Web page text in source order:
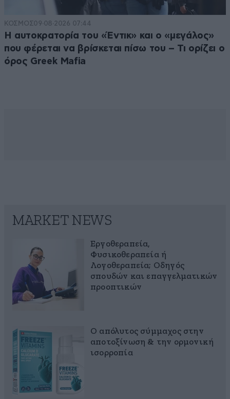
ΚΟΣΜΟΣ09·08·2026 07:44
Η αυτοκρατορία του «Έντικ» και ο «μεγάλος»
που φέρεται να βρίσκεται πίσω του – Τι ορίζει ο
όρος Greek Mafia
MARKET NEWS
Εργοθεραπεία,
Φυσικοθεραπεία ή
Λογοθεραπεία; Οδηγός
σπουδών και επαγγελματικών
προοπτικών
Ο απόλυτος σύμμαχος στην
αποτοξίνωση & την ορμονική
ισορροπία